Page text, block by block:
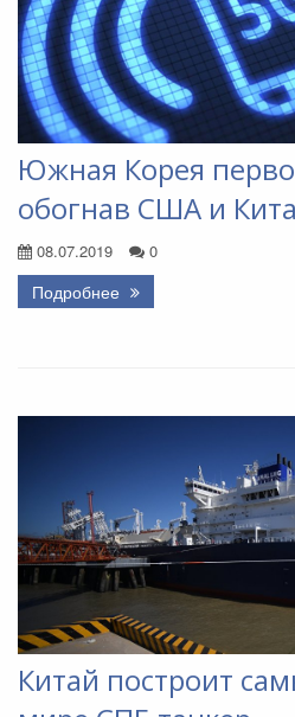
Южная Корея
обогнав США и
08.07.2019 0
Подробнее
Китай построит